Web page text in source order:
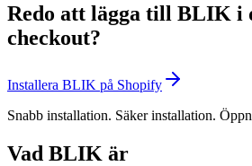
Redo att lägga till BLIK i
checkout?
Installera BLIK på Shopify
Snabb installation. Säker installation.
Vad BLIK är